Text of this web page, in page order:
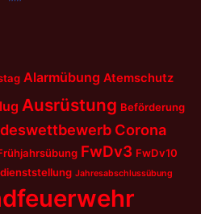
Alarmübung Atemschutz
Ausrüstung Beförderung
Corona
FwDv3 FwDv10
Jahresabschlussübung